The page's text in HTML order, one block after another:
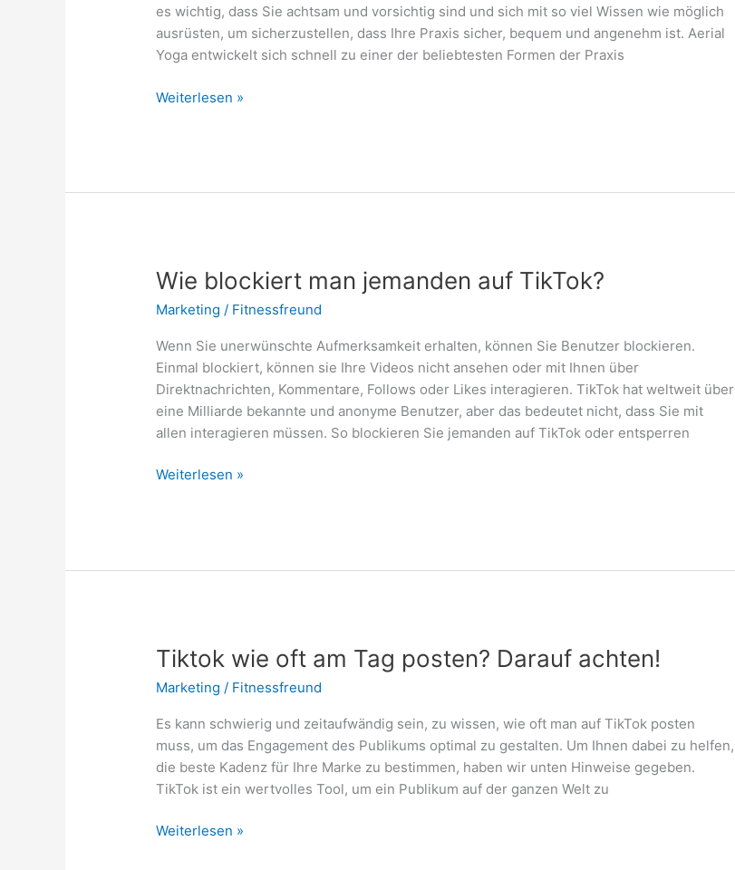
es wichtig, dass Sie achtsam und vorsichtig sind und sich mit so viel Wissen wie möglich
ausrüsten, um sicherzustellen, dass Ihre Praxis sicher, bequem und angenehm ist. Aerial
Yoga entwickelt sich schnell zu einer der beliebtesten Formen der Praxis
Aerial
Weiterlesen »
Wie blockiert man jemanden auf TikTok?
Marketing / Fitnessfreund
Wenn Sie unerwünschte Aufmerksamkeit erhalten, können Sie Benutzer blockieren.
Einmal blockiert, können sie Ihre Videos nicht ansehen oder mit Ihnen über
Direktnachrichten, Kommentare, Follows oder Likes interagieren. TikTok hat weltweit über
eine Milliarde bekannte und anonyme Benutzer, aber das bedeutet nicht, dass Sie mit
allen interagieren müssen. So blockieren Sie jemanden auf TikTok oder entsperren
Wie
Weiterlesen »
Tiktok wie oft am Tag posten? Darauf achten!
Marketing / Fitnessfreund
Es kann schwierig und zeitaufwändig sein, zu wissen, wie oft man auf TikTok posten
muss, um das Engagement des Publikums optimal zu gestalten. Um Ihnen dabei zu helfen,
die beste Kadenz für Ihre Marke zu bestimmen, haben wir unten Hinweise gegeben.
TikTok ist ein wertvolles Tool, um ein Publikum auf der ganzen Welt zu
Tiktok
Weiterlesen »